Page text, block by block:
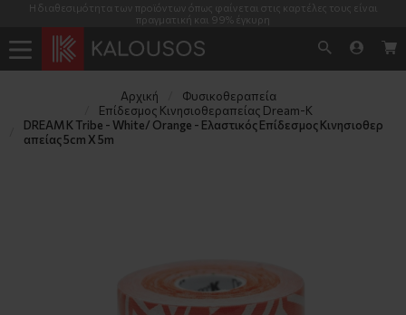
Η διαθεσιμότητα των προϊόντων όπως φαίνεται στις καρτέλες τους είναι
πραγματική και 99% έγκυρη
Αρχική
Φυσικοθεραπεία
Επίδεσμος Κινησιοθεραπείας Dream-K
DREAM K Tribe - White/ Orange - Ελαστικός Επίδεσμος Κινησιοθερ
απείας 5cm X 5m